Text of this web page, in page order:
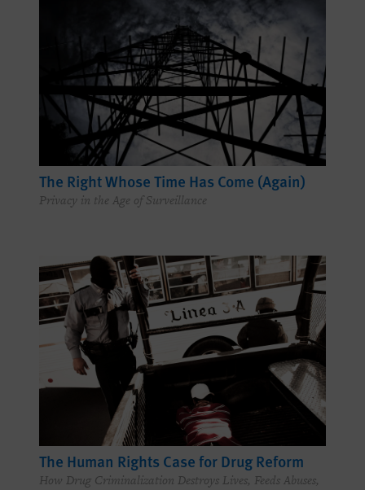
The Right Whose Time Has Come (Again)
Privacy in the Age of Surveillance
The Human Rights Case for Drug Reform
How Drug Criminalization Destroys Lives, Feeds Abuses,